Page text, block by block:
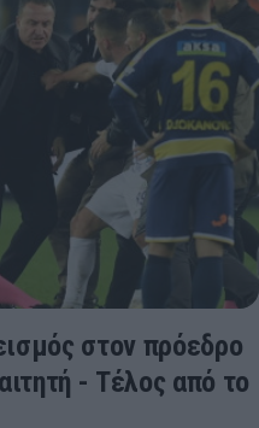
στον πρόεδρο
- Τέλος από το